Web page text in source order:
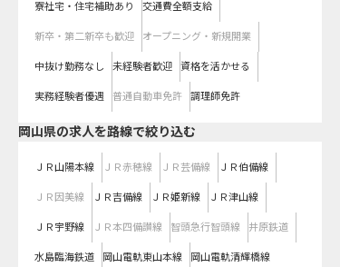
寮社宅・住宅補助あり 交通費全額支給
新卒・第二新卒も歓迎 オープニング・新規開業
中抜け勤務なし 未経験者歓迎 資格を活かせる
実務経験者優遇 普通自動車免許 調理師免許
岡山県の求人を路線で絞り込む
ＪＲ山陽本線 ＪＲ赤穂線 ＪＲ芸備線 ＪＲ伯備線
ＪＲ因美線 ＪＲ吉備線 ＪＲ姫新線 ＪＲ津山線
ＪＲ宇野線 ＪＲ本四備讃線 智頭急行智頭線 井原鉄道
水島臨海鉄道 岡山電軌東山本線 岡山電軌清輝橋線